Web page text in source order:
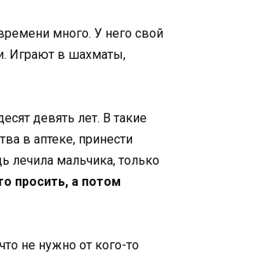
много. У него свой
Играют в шахматы,
девять лет. В такие
в аптеке, принести
лечила мальчика, только
просить, а потом
не нужно от кого-то